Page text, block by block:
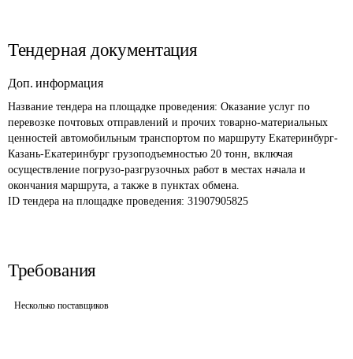
Тендерная документация
Доп. информация
Название тендера на площадке проведения: Оказание услуг по
перевозке почтовых отправлений и прочих товарно-материальных
ценностей автомобильным транспортом по маршруту Екатеринбург-
Казань-Екатеринбург грузоподъемностью 20 тонн, включая
осуществление погрузо-разгрузочных работ в местах начала и
окончания маршрута, а также в пунктах обмена.
ID тендера на площадке проведения: 31907905825
Требования
Несколько поставщиков